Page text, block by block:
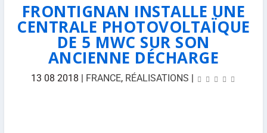
FRONTIGNAN INSTALLE UNE
CENTRALE PHOTOVOLTAÏQUE
DE 5 MWC SUR SON
ANCIENNE DÉCHARGE
13 08 2018 | FRANCE, RÉALISATIONS |